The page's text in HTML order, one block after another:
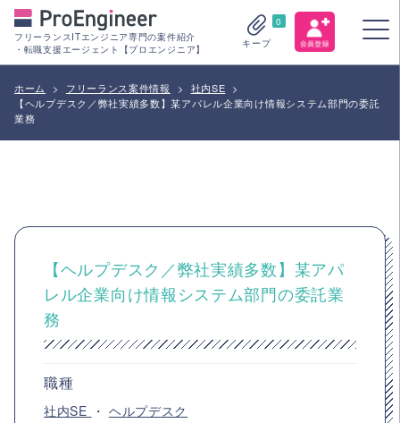
フリーランスITエンジニア専門の案件紹介
・転職支援エージェント【プロエンジニア】
0
キープ
ホーム > フリーランス案件情報 > 社内SE >
【ヘルプデスク／弊社実績多数】某アパレル企業向け情報システム部門の委託
業務
【ヘルプデスク／弊社実績多数】某アパ
レル企業向け情報システム部門の委託業
務
職種
社内SE ・ ヘルプデスク